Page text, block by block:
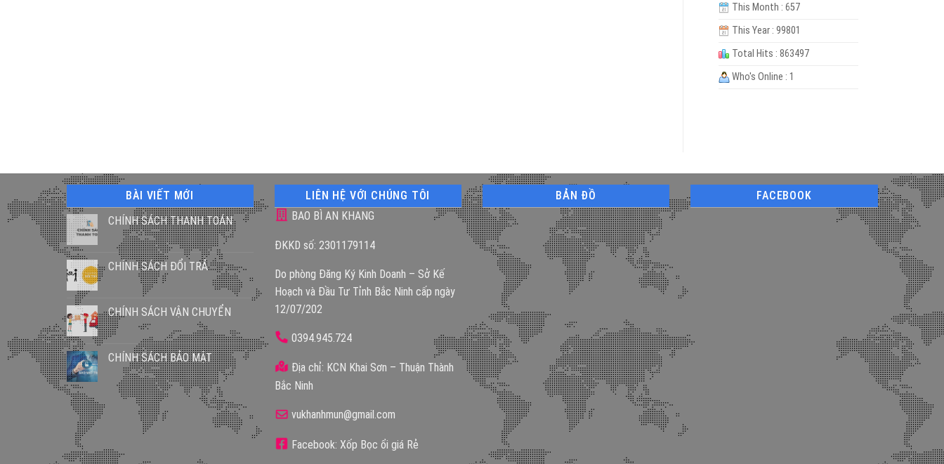
This Month : 657
This Year : 99801
Total Hits : 863497
Who's Online : 1
BÀI VIẾT MỚI
CHÍNH SÁCH THANH TOÁN
CHÍNH SÁCH ĐỔI TRẢ
CHÍNH SÁCH VẬN CHUYỂN
CHÍNH SÁCH BẢO MẬT
LIÊN HỆ VỚI CHÚNG TÔI
BAO BÌ AN KHANG
ĐKKD số: 2301179114
Do phòng Đăng Ký Kinh Doanh – Sở Kế
Hoạch và Đầu Tư Tỉnh Bắc Ninh cấp ngày
12/07/202
0394.945.724
Địa chỉ: KCN Khai Sơn – Thuận Thành
Bắc Ninh
vukhanhmun@gmail.com
Facebook: Xốp Bọc ổi giá Rẻ
BẢN ĐỒ FACEBOOK